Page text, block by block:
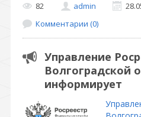
82 admin
Комментарии (0)
Управление
Волгоградской
информирует